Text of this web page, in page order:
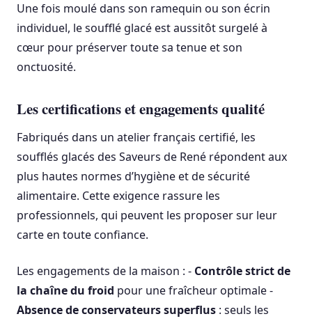
Une fois moulé dans son ramequin ou son écrin
individuel, le soufflé glacé est aussitôt surgelé à
cœur pour préserver toute sa tenue et son
onctuosité.
Les certifications et engagements qualité
Fabriqués dans un atelier français certifié, les
soufflés glacés des Saveurs de René répondent aux
plus hautes normes d’hygiène et de sécurité
alimentaire. Cette exigence rassure les
professionnels, qui peuvent les proposer sur leur
carte en toute confiance.
Les engagements de la maison : - Contrôle strict de
la chaîne du froid pour une fraîcheur optimale -
Absence de conservateurs superflus : seuls les